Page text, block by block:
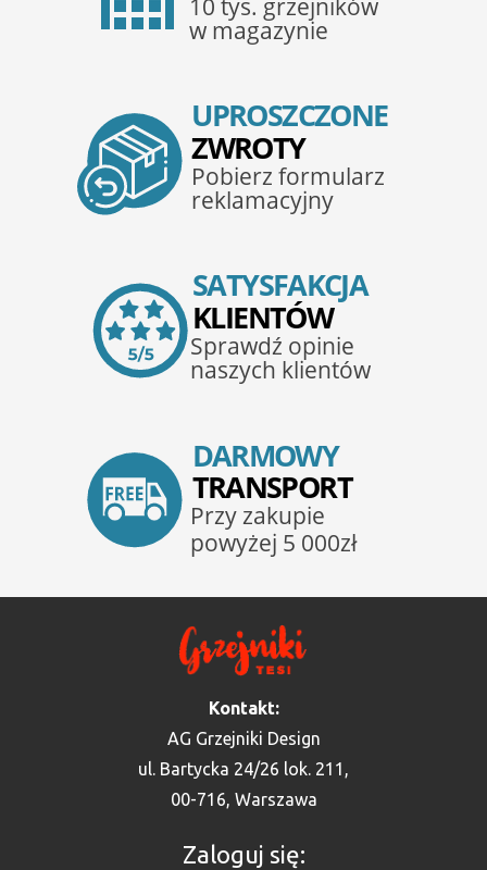
Kontakt:
AG Grzejniki Design
ul. Bartycka 24/26 lok. 211,
00-716, Warszawa
Zaloguj się: